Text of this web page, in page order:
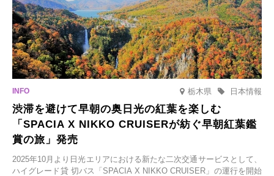
栃木県 日本情報
渋滞を避けて早朝の奥日光の紅葉を楽しむ
「SPACIA X NIKKO CRUISERが紡ぐ早朝紅葉鑑
賞の旅」発売
2025年10月より日光エリアにおける新たな二次交通サービスとして、
ハイグレード貸 切バス「SPACIA X NIKKO CRUISER」の運行を開始